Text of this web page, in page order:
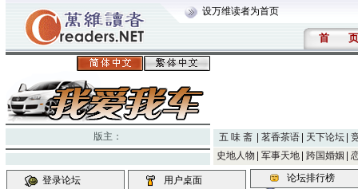
设万维读者为首页
首 页
版主： 五 味 斋 茗香茶语 天下论坛
史地人物
军事天地 跨国婚姻
登录论坛 用户桌面 论坛排行榜